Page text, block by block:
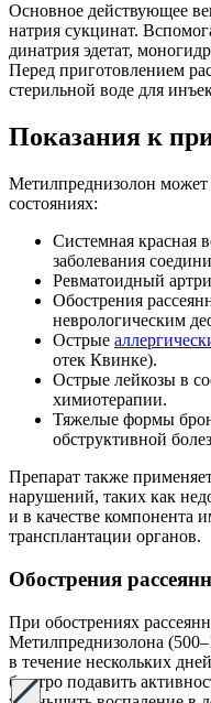
Основное действующее
натрия сукцинат.
динатрия эдетат,
Перед приготовлением
стерильной воде для
Показания к
Метилпреднизолон может
состояниях:
Системная красная
заболевания
Ревматоидный
Обострения
неврологическим
Острые
отек Квинке).
Острые лейкозы в
химиотерапии.
Тяжелые формы
обструктивной
Препарат также
нарушений, таких как
и в качестве компонента
трансплантации органов.
Обострения
При обострениях
Метилпреднизолона
в течение нескольких
быстро подавить